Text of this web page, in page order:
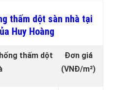
thấm dột sàn nhà tại
Huy Hoàng
thấm dột
Đơn giá
(VNĐ/m²)